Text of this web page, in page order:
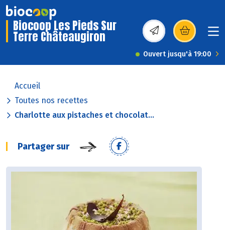
Biocoop Les Pieds Sur
Terre Châteaugiron (s’ouvre dans une
Ouvert jusqu'à 19:00
Accueil
Toutes nos recettes
Charlotte aux pistaches et chocolat...
Partager sur